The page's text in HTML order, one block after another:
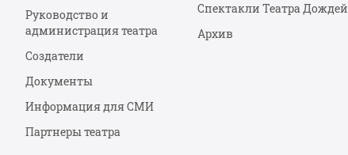
Руководство и
администрация театра
Создатели
Документы
Информация для СМИ
Партнеры театра
Спектакли Театра Дождей
Архив